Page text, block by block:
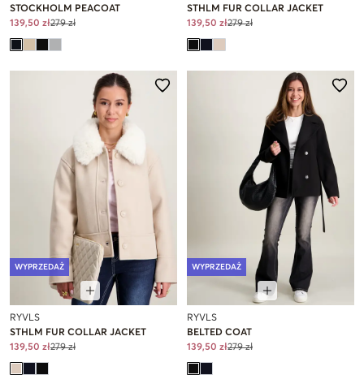
STOCKHOLM PEACOAT
139,50 zł279 zł
STHLM FUR COLLAR JACKET
139,50 zł279 zł
WYPRZEDAŻ
RYVLS
STHLM FUR COLLAR JACKET
139,50 zł279 zł
WYPRZEDAŻ
RYVLS
BELTED COAT
139,50 zł279 zł